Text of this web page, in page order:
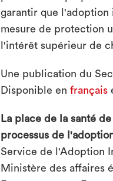
garantir que l'adoption
mesure de protection
l'intérêt supérieur de
Une publication du
Disponible en français
La place de la santé
processus de
Service de l'Adoption
Ministère des affaires